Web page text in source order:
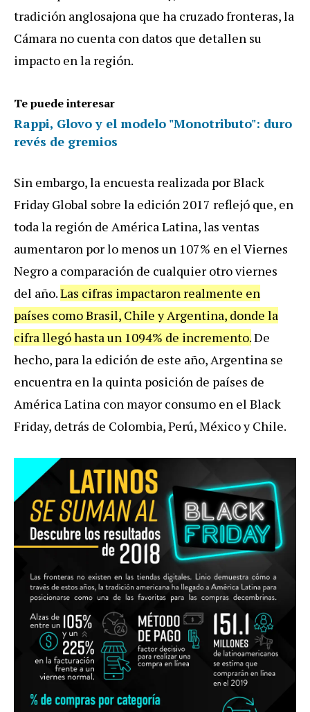
tradición anglosajona que ha cruzado fronteras, la
Cámara no cuenta con datos que detallen su
impacto en la región.
Te puede interesar
Rappi, Glovo y el modelo "Monotributo": duro
revés de gremios
Sin embargo, la encuesta realizada por Black
Friday Global sobre la edición 2017 reflejó que, en
toda la región de América Latina, las ventas
aumentaron por lo menos un 107% en el Viernes
Negro a comparación de cualquier otro viernes
del año.Las cifras impactaron realmente en
países como Brasil, Chile y Argentina, donde la
cifra llegó hasta un 1094% de incremento.De
hecho, para la edición de este año, Argentina se
encuentra en la quinta posición de países de
América Latina con mayor consumo en el Black
Friday, detrás de Colombia, Perú, México y Chile.